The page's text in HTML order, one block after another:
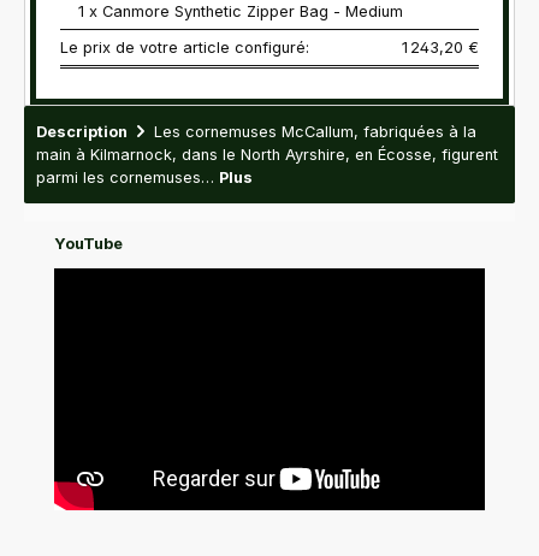
1 x Canmore Synthetic Zipper Bag - Medium
Le prix de votre article configuré:
1 243,20 €
Description
Les cornemuses McCallum, fabriquées à la
main à Kilmarnock, dans le North Ayrshire, en Écosse, figurent
parmi les cornemuses… Plus
Videos
YouTube